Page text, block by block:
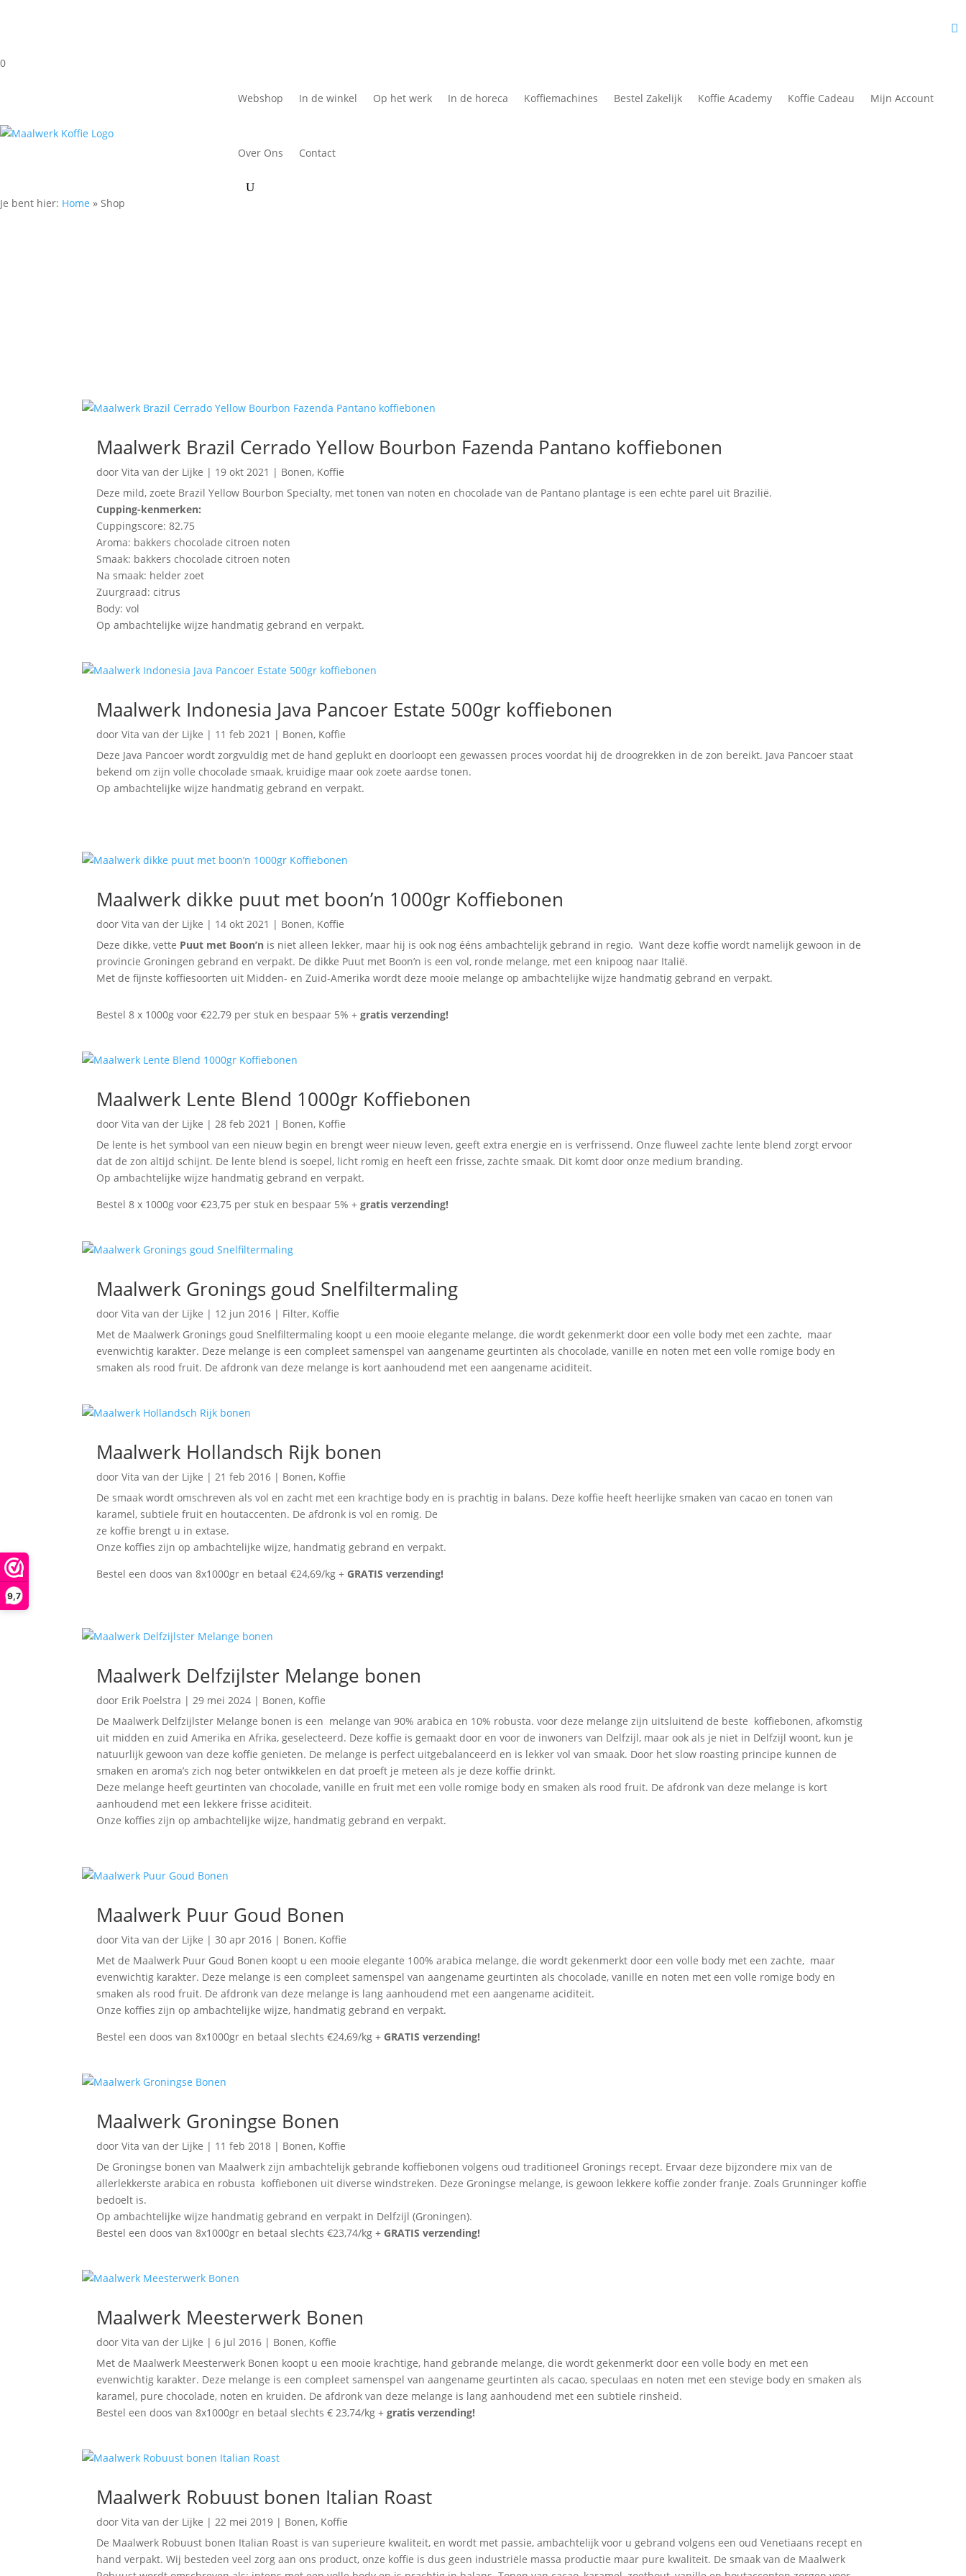
9,7
0
Webshop In de winkel Op het werk In de horeca Koffiemachines Bestel Zakelijk Koffie Academy Koffie Cadeau Mijn Account
Over Ons Contact
Je bent hier: Home » Shop
Maalwerk Brazil Cerrado Yellow Bourbon Fazenda Pantano koffiebonen
doorVita van der Lijke | 19 okt 2021 | Bonen, Koffie
Deze mild, zoete Brazil Yellow Bourbon Specialty, met tonen van noten en chocolade van de Pantano plantage is een echte parel uit Brazilië.
Cupping-kenmerken:
Cuppingscore: 82.75
Aroma: bakkers chocolade citroen noten
Smaak: bakkers chocolade citroen noten
Na smaak: helder zoet
Zuurgraad: citrus
Body: vol
Op ambachtelijke wijze handmatig gebrand en verpakt.
Maalwerk Indonesia Java Pancoer Estate 500gr koffiebonen
doorVita van der Lijke | 11 feb 2021 | Bonen, Koffie
Deze Java Pancoer wordt zorgvuldig met de hand geplukt en doorloopt een gewassen proces voordat hij de droogrekken in de zon bereikt. Java Pancoer staat
bekend om zijn volle chocolade smaak, kruidige maar ook zoete aardse tonen.
Op ambachtelijke wijze handmatig gebrand en verpakt.
Maalwerk dikke puut met boon’n 1000gr Koffiebonen
doorVita van der Lijke | 14 okt 2021 | Bonen, Koffie
Deze dikke, vette Puut met Boon’n is niet alleen lekker, maar hij is ook nog ééns ambachtelijk gebrand in regio. Want deze koffie wordt namelijk gewoon in de
provincie Groningen gebrand en verpakt. De dikke Puut met Boon’n is een vol, ronde melange, met een knipoog naar Italië.
Met de fijnste koffiesoorten uit Midden- en Zuid-Amerika wordt deze mooie melange op ambachtelijke wijze handmatig gebrand en verpakt.
Bestel 8 x 1000g voor €22,79 per stuk en bespaar 5% +gratis verzending!
Maalwerk Lente Blend 1000gr Koffiebonen
doorVita van der Lijke |28 feb 2021 | Bonen, Koffie
De lente is het symbool van een nieuw begin en brengt weer nieuw leven, geeft extra energie en is verfrissend. Onze fluweel zachte lente blend zorgt ervoor
dat de zon altijd schijnt. De lente blend is soepel, licht romig en heeft een frisse, zachte smaak. Dit komt door onze medium branding.
Op ambachtelijke wijze handmatig gebrand en verpakt.
Bestel 8 x 1000g voor €23,75 per stuk en bespaar 5% +gratis verzending!
Maalwerk Gronings goud Snelfiltermaling
doorVita van der Lijke | 12 jun 2016 | Filter, Koffie
Met de Maalwerk Gronings goud Snelfiltermaling koopt u een mooie elegante melange, die wordt gekenmerkt door een volle body met een zachte, maar
evenwichtig karakter. Deze melange is een compleet samenspel van aangename geurtinten als chocolade, vanille en noten met een volle romige body en
smaken als rood fruit. De afdronk van deze melange is kort aanhoudend met een aangename aciditeit.
Maalwerk Hollandsch Rijk bonen
doorVita van der Lijke |21 feb 2016 | Bonen, Koffie
De smaak wordt omschreven als vol en zacht met een krachtige body en is prachtig in balans. Deze koffie heeft heerlijke smaken van cacao en tonen van
karamel, subtiele fruit en houtaccenten. De afdronk is vol en romig. De
ze koffie brengt u in extase.
Onze koffies zijn op ambachtelijke wijze, handmatig gebrand en verpakt.
Bestel een doos van 8x1000gr en betaal €24,69/kg +GRATIS verzending!
Maalwerk Delfzijlster Melange bonen
door Erik Poelstra |29 mei 2024 | Bonen, Koffie
De Maalwerk Delfzijlster Melange bonen is een melange van 90% arabica en 10% robusta. voor deze melange zijn uitsluitend de beste koffiebonen, afkomstig
uit midden en zuid Amerika en Afrika, geselecteerd. Deze koffie is gemaakt door en voor de inwoners van Delfzijl, maar ook als je niet in Delfzijl woont, kun je
natuurlijk gewoon van deze koffie genieten. De melange is perfect uitgebalanceerd en is lekker vol van smaak. Door het slow roasting principe kunnen de
smaken en aroma’s zich nog beter ontwikkelen en dat proeft je meteen als je deze koffie drinkt.
Deze melange heeft geurtinten van chocolade, vanille en fruit met een volle romige body en smaken als rood fruit. De afdronk van deze melange is kort
aanhoudend met een lekkere frisse aciditeit.
Onze koffies zijn op ambachtelijke wijze, handmatig gebrand en verpakt.
Maalwerk Puur Goud Bonen
doorVita van der Lijke |30 apr 2016 | Bonen, Koffie
Met de Maalwerk Puur Goud Bonen koopt u een mooie elegante 100% arabica melange, die wordt gekenmerkt door een volle body met een zachte, maar
evenwichtig karakter. Deze melange is een compleet samenspel van aangename geurtinten als chocolade, vanille en noten met een volle romige body en
smaken als rood fruit. De afdronk van deze melange is lang aanhoudend met een aangename aciditeit.
Onze koffies zijn op ambachtelijke wijze, handmatig gebrand en verpakt.
Bestel een doos van 8x1000gr en betaal slechts €24,69/kg +GRATIS verzending!
Maalwerk Groningse Bonen
doorVita van der Lijke | 11 feb 2018 | Bonen, Koffie
De Groningse bonen van Maalwerk zijn ambachtelijk gebrande koffiebonen volgens oud traditioneel Gronings recept. Ervaar deze bijzondere mix van de
allerlekkerste arabica en robusta koffiebonen uit diverse windstreken. Deze Groningse melange, is gewoon lekkere koffie zonder franje. Zoals Grunninger koffie
bedoelt is.
Op ambachtelijke wijze handmatig gebrand en verpakt in Delfzijl (Groningen).
Bestel een doos van 8x1000gr en betaal slechts €23,74/kg +GRATIS verzending!
Maalwerk Meesterwerk Bonen
doorVita van der Lijke |6 jul 2016 | Bonen, Koffie
Met de Maalwerk Meesterwerk Bonen koopt u een mooie krachtige, hand gebrande melange, die wordt gekenmerkt door een volle body en met een
evenwichtig karakter. Deze melange is een compleet samenspel van aangename geurtinten als cacao, speculaas en noten met een stevige body en smaken als
karamel, pure chocolade, noten en kruiden. De afdronk van deze melange is lang aanhoudend met een subtiele rinsheid.
Bestel een doos van 8x1000gr en betaal slechts € 23,74/kg +gratis verzending!
Maalwerk Robuust bonen Italian Roast
doorVita van der Lijke |22 mei 2019 | Bonen, Koffie
De Maalwerk Robuust bonen Italian Roast is van superieure kwaliteit, en wordt met passie, ambachtelijk voor u gebrand volgens een oud Venetiaans recept en
hand verpakt. Wij besteden veel zorg aan ons product, onze koffie is dus geen industriële massa productie maar pure kwaliteit. De smaak van de Maalwerk